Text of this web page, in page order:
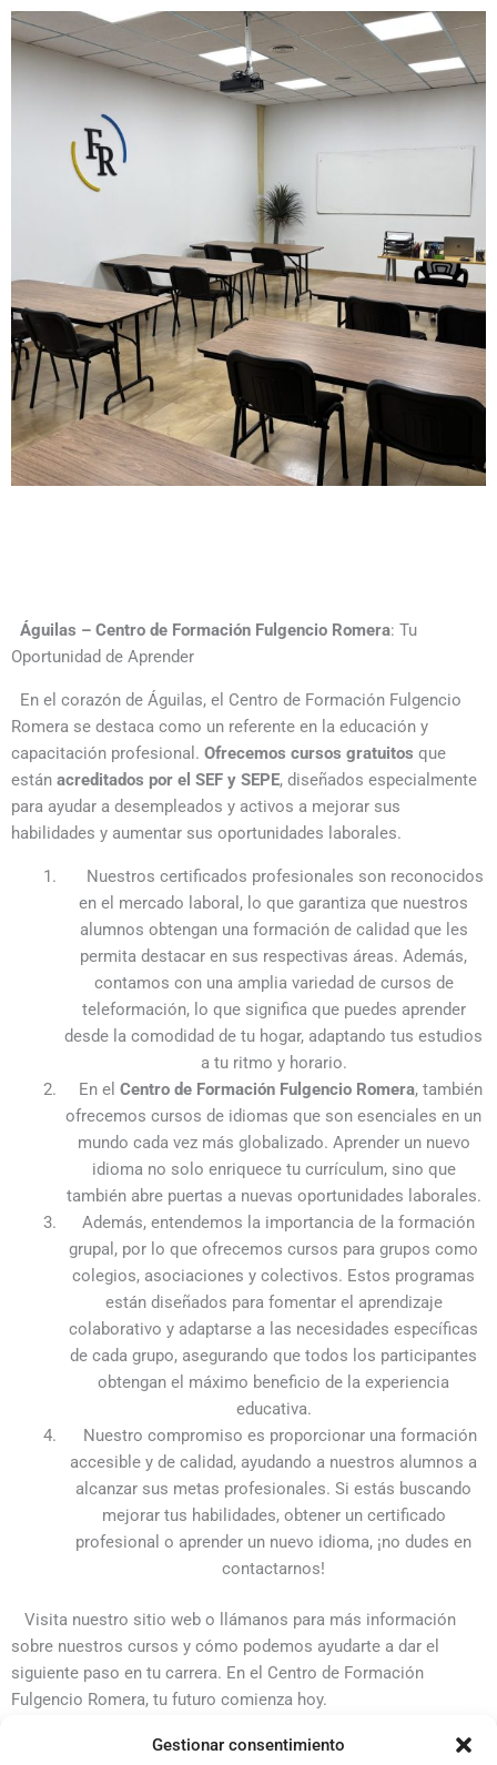
Gestionar consentimiento
Águilas – Centro de Formación Fulgencio Romera: Tu
Oportunidad de Aprender
En el corazón de Águilas, el Centro de Formación Fulgencio
Romera se destaca como un referente en la educación y
capacitación profesional. Ofrecemos cursos gratuitos que
están acreditados por el SEF y SEPE, diseñados especialmente
para ayudar a desempleados y activos a mejorar sus
habilidades y aumentar sus oportunidades laborales.
Nuestros certificados profesionales son reconocidos
en el mercado laboral, lo que garantiza que nuestros
alumnos obtengan una formación de calidad que les
permita destacar en sus respectivas áreas. Además,
contamos con una amplia variedad de cursos de
teleformación, lo que significa que puedes aprender
desde la comodidad de tu hogar, adaptando tus estudios
a tu ritmo y horario.
En el Centro de Formación Fulgencio Romera, también
ofrecemos cursos de idiomas que son esenciales en un
mundo cada vez más globalizado. Aprender un nuevo
idioma no solo enriquece tu currículum, sino que
también abre puertas a nuevas oportunidades laborales.
Además, entendemos la importancia de la formación
grupal, por lo que ofrecemos cursos para grupos como
colegios, asociaciones y colectivos. Estos programas
están diseñados para fomentar el aprendizaje
colaborativo y adaptarse a las necesidades específicas
de cada grupo, asegurando que todos los participantes
obtengan el máximo beneficio de la experiencia
educativa.
Nuestro compromiso es proporcionar una formación
accesible y de calidad, ayudando a nuestros alumnos a
alcanzar sus metas profesionales. Si estás buscando
mejorar tus habilidades, obtener un certificado
profesional o aprender un nuevo idioma, ¡no dudes en
contactarnos!
Visita nuestro sitio web o llámanos para más información
sobre nuestros cursos y cómo podemos ayudarte a dar el
siguiente paso en tu carrera. En el Centro de Formación
Fulgencio Romera, tu futuro comienza hoy.